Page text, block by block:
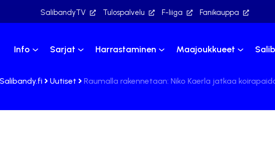
SalibandyTV Tulospalvelu F-liiga Fanikauppa
Info Sarjat Harrastaminen Maajoukkueet
Salibandy.fi Uutiset Raumalla rakennetaan: Niko Kaerla jatkaa